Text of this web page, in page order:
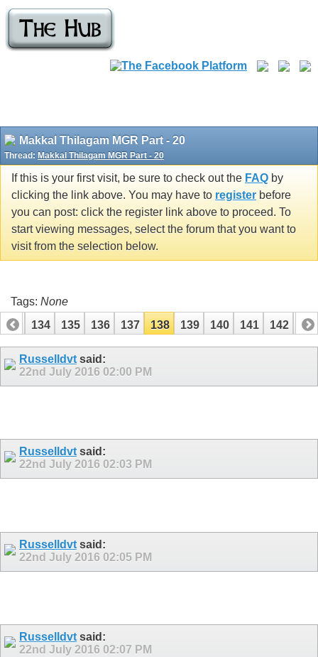
Makkal Thilagam MGR Part - 20
Thread: Makkal Thilagam MGR Part - 20
If this is your first visit, be sure to check out the FAQ by
clicking the link above. You may have to register before
you can post: click the register link above to proceed. To
start viewing messages, select the forum that you want to
visit from the selection below.
Tags: None
133
134 135 136 137 138 139 140 141 142 143
153Russelldvt said:
22nd July 2016 02:00 PM
Russelldvt said:
22nd July 2016 02:03 PM
Russelldvt said:
22nd July 2016 02:05 PM
Russelldvt said:
22nd July 2016 02:07 PM